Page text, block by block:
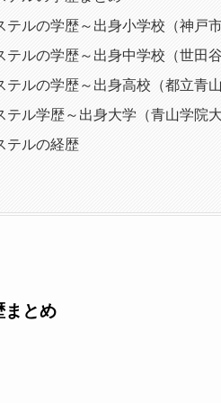
テルの学歴～出身小学校（神戸
テルの学歴～出身中学校（世田
テルの学歴～出身高校（都立青
テル学歴～出身大学（青山学院
テルの経歴
まとめ